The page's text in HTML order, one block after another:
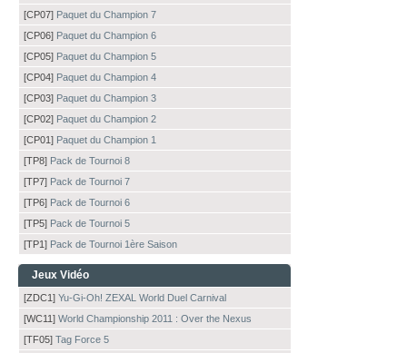
[CP07] Paquet du Champion 7
[CP06] Paquet du Champion 6
[CP05] Paquet du Champion 5
[CP04] Paquet du Champion 4
[CP03] Paquet du Champion 3
[CP02] Paquet du Champion 2
[CP01] Paquet du Champion 1
[TP8] Pack de Tournoi 8
[TP7] Pack de Tournoi 7
[TP6] Pack de Tournoi 6
[TP5] Pack de Tournoi 5
[TP1] Pack de Tournoi 1ère Saison
Jeux Vidéo
[ZDC1] Yu-Gi-Oh! ZEXAL World Duel Carnival
[WC11] World Championship 2011 : Over the Nexus
[TF05] Tag Force 5